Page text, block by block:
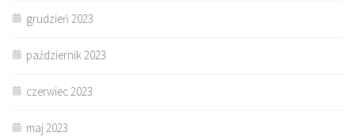
grudzień 2023
październik 2023
czerwiec 2023
maj 2023